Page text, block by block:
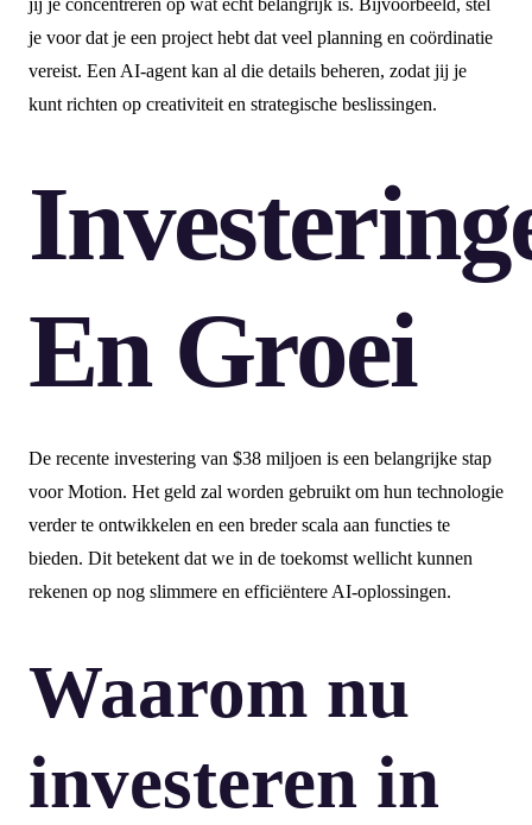
je voor dat je een project hebt dat veel planning en coördinatie
vereist. Een AI-agent kan al die details beheren, zodat jij je
kunt richten op creativiteit en strategische beslissingen.
En Groei
De recente investering van $38 miljoen is een belangrijke stap
voor Motion. Het geld zal worden gebruikt om hun technologie
verder te ontwikkelen en een breder scala aan functies te
bieden. Dit betekent dat we in de toekomst wellicht kunnen
rekenen op nog slimmere en efficiëntere AI-oplossingen.
Waarom nu
investeren in